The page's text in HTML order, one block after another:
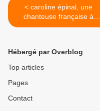
< caroline épinal, une
chanteuse française à
tendance folk des années
Hébergé par Overblog
Top articles
Pages
Contact